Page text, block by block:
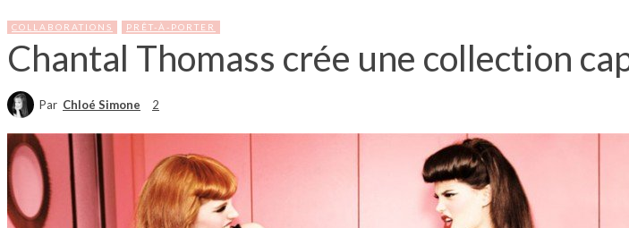
COLLABORATIONS PRÊT-À-PORTER
Chantal Thomass crée une collection
Par Chloé Simone 2